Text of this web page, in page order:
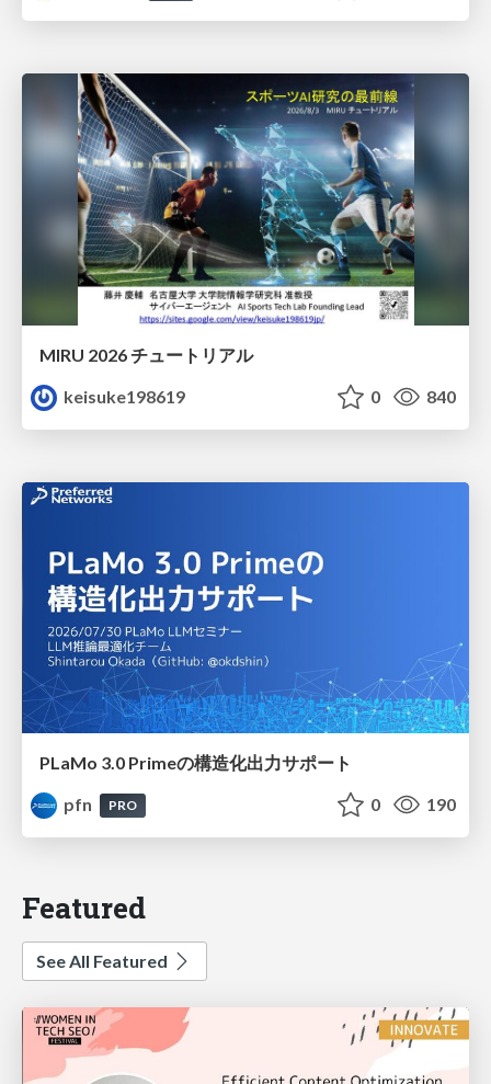
MIRU 2026 チュートリアル
keisuke198619
0 840
PLaMo 3.0 Primeの構造化出力サポート
pfn
PRO 0 190
Featured
See All Featured